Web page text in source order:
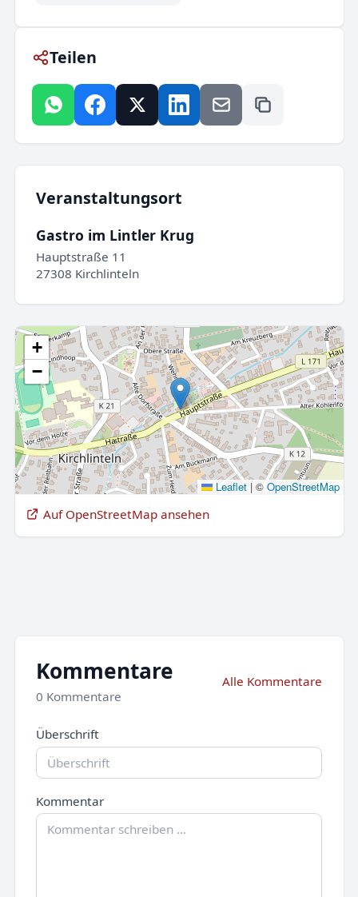
Teilen
Veranstaltungsort
Gastro im Lintler Krug
Hauptstraße 11
27308 Kirchlinteln
+
−
Leaflet |© OpenStreetMap
Auf OpenStreetMap ansehen
Kommentare
0 Kommentare
Alle Kommentare
Überschrift
Kommentar